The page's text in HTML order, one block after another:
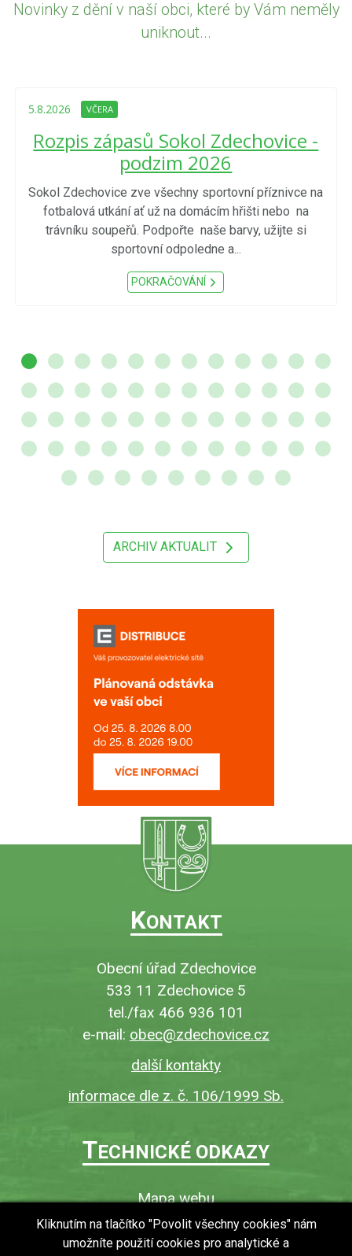
Novinky z dění v naší obci, které by Vám neměly
uniknout...
5.8.2026 VČERA
Rozpis zápasů Sokol Zdechovice -
podzim 2026
Sokol Zdechovice zve všechny sportovní příznivce na
fotbalová utkání ať už na domácím hřišti nebo na
trávníku soupeřů. Podpořte naše barvy, užijte si
sportovní odpoledne a...
POKRAČOVÁNÍ
ARCHIV AKTUALIT
KONTAKT
Obecní úřad Zdechovice
533 11 Zdechovice 5
tel./fax 466 936 101
e-mail: obec@zdechovice.cz
další kontakty
informace dle z. č. 106/1999 Sb.
TECHNICKÉ ODKAZY
Mapa webu
O webu
Povinně zveřejňované informace
Kliknutím na tlačítko "Povolit všechny cookies" nám
umožníte použití cookies pro analytické a